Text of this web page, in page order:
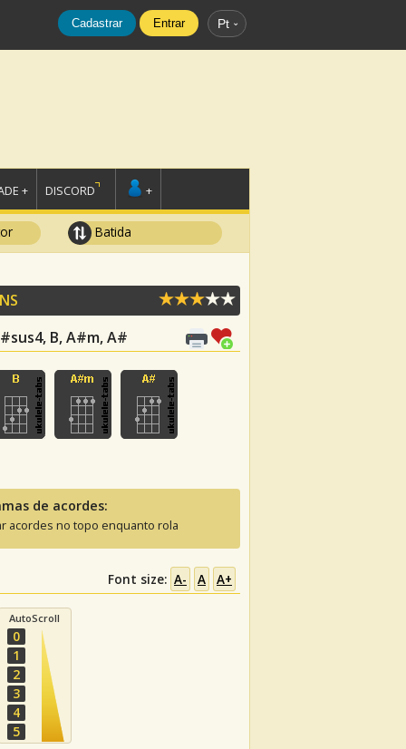
Cadastrar Entrar Pt
+ DISCORD +
Batida
B, A#m, A#
de acordes:
acordes no topo enquanto rola
Font size: A- A A+
AutoScroll
0
1
2
3
4
5